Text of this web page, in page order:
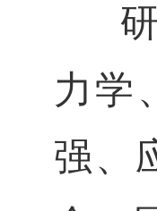
研
力学
强、